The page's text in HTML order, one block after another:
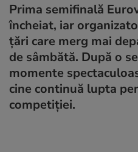
Prima semifinală
încheiat, iar
țări care merg mai
de sâmbătă. După o
momente
cine continuă lupta
competiției.